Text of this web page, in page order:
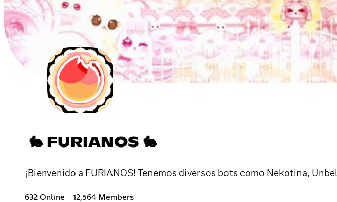
🐇 FURIANOS 🐇
¡Bienvenido a FURIANOS! Tenemos diversos bots como Nekotina,
632 Online 12,564 Members